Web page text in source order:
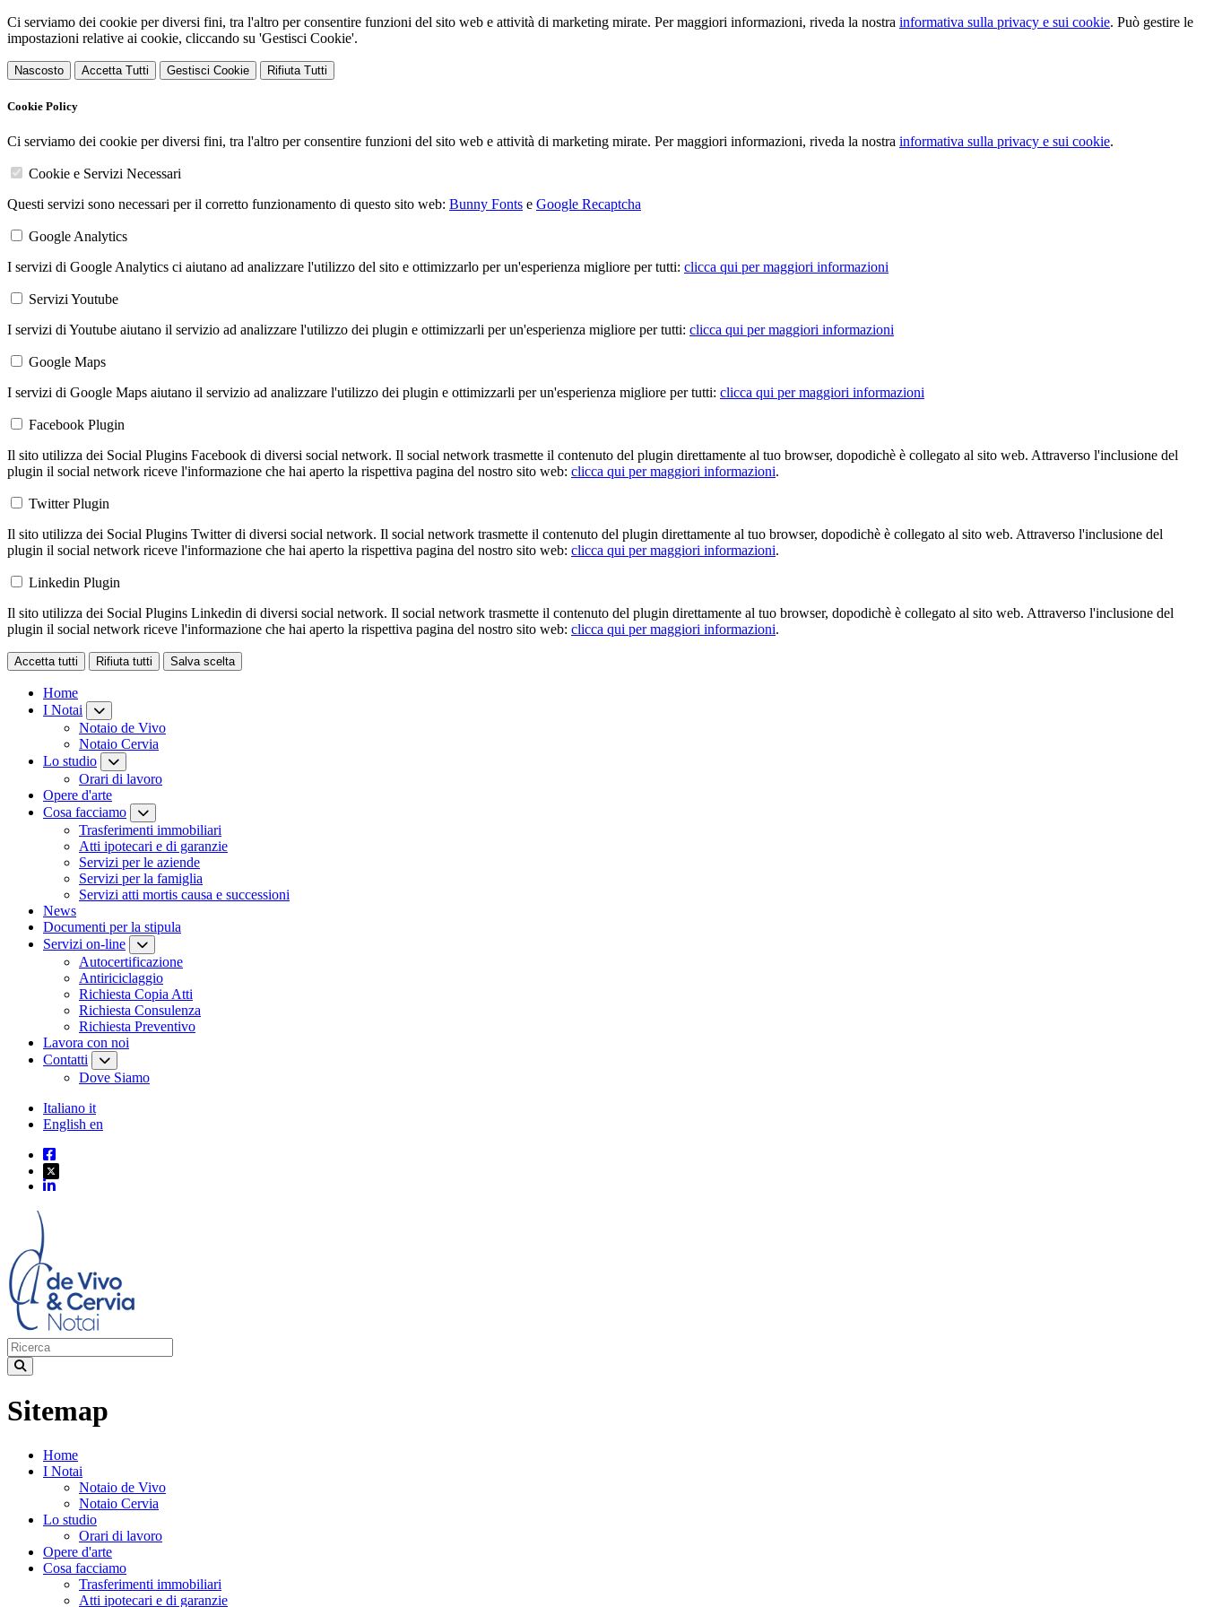
Ci serviamo dei cookie per diversi fini, tra l'altro per consentire funzioni del sito web e attività di marketing mirate. Per maggiori informazioni, riveda la nostra informativa sulla privacy e sui cookie. Può gestire le
impostazioni relative ai cookie, cliccando su 'Gestisci Cookie'.
Nascosto Accetta Tutti Gestisci Cookie Rifiuta Tutti
Cookie Policy
Ci serviamo dei cookie per diversi fini, tra l'altro per consentire funzioni del sito web e attività di marketing mirate. Per maggiori informazioni, riveda la nostra informativa sulla privacy e sui cookie.
Cookie e Servizi Necessari
Questi servizi sono necessari per il corretto funzionamento di questo sito web: Bunny Fonts e Google Recaptcha
Google Analytics
I servizi di Google Analytics ci aiutano ad analizzare l'utilizzo del sito e ottimizzarlo per un'esperienza migliore per tutti: clicca qui per maggiori informazioni
Servizi Youtube
I servizi di Youtube aiutano il servizio ad analizzare l'utilizzo dei plugin e ottimizzarli per un'esperienza migliore per tutti: clicca qui per maggiori informazioni
Google Maps
I servizi di Google Maps aiutano il servizio ad analizzare l'utilizzo dei plugin e ottimizzarli per un'esperienza migliore per tutti: clicca qui per maggiori informazioni
Facebook Plugin
Il sito utilizza dei Social Plugins Facebook di diversi social network. Il social network trasmette il contenuto del plugin direttamente al tuo browser, dopodichè è collegato al sito web. Attraverso l'inclusione del
plugin il social network riceve l'informazione che hai aperto la rispettiva pagina del nostro sito web: clicca qui per maggiori informazioni.
Twitter Plugin
Il sito utilizza dei Social Plugins Twitter di diversi social network. Il social network trasmette il contenuto del plugin direttamente al tuo browser, dopodichè è collegato al sito web. Attraverso l'inclusione del
plugin il social network riceve l'informazione che hai aperto la rispettiva pagina del nostro sito web: clicca qui per maggiori informazioni.
Linkedin Plugin
Il sito utilizza dei Social Plugins Linkedin di diversi social network. Il social network trasmette il contenuto del plugin direttamente al tuo browser, dopodichè è collegato al sito web. Attraverso l'inclusione del
plugin il social network riceve l'informazione che hai aperto la rispettiva pagina del nostro sito web: clicca qui per maggiori informazioni.
Accetta tutti Rifiuta tutti Salva scelta
Home
I Notai
Notaio de Vivo
Notaio Cervia
Lo studio
Orari di lavoro
Opere d'arte
Cosa facciamo
Trasferimenti immobiliari
Atti ipotecari e di garanzie
Servizi per le aziende
Servizi per la famiglia
Servizi atti mortis causa e successioni
News
Documenti per la stipula
Servizi on-line
Autocertificazione
Antiriciclaggio
Richiesta Copia Atti
Richiesta Consulenza
Richiesta Preventivo
Lavora con noi
Contatti
Dove Siamo
Italiano it
English en
Sitemap
Home
I Notai
Notaio de Vivo
Notaio Cervia
Lo studio
Orari di lavoro
Opere d'arte
Cosa facciamo
Trasferimenti immobiliari
Atti ipotecari e di garanzie